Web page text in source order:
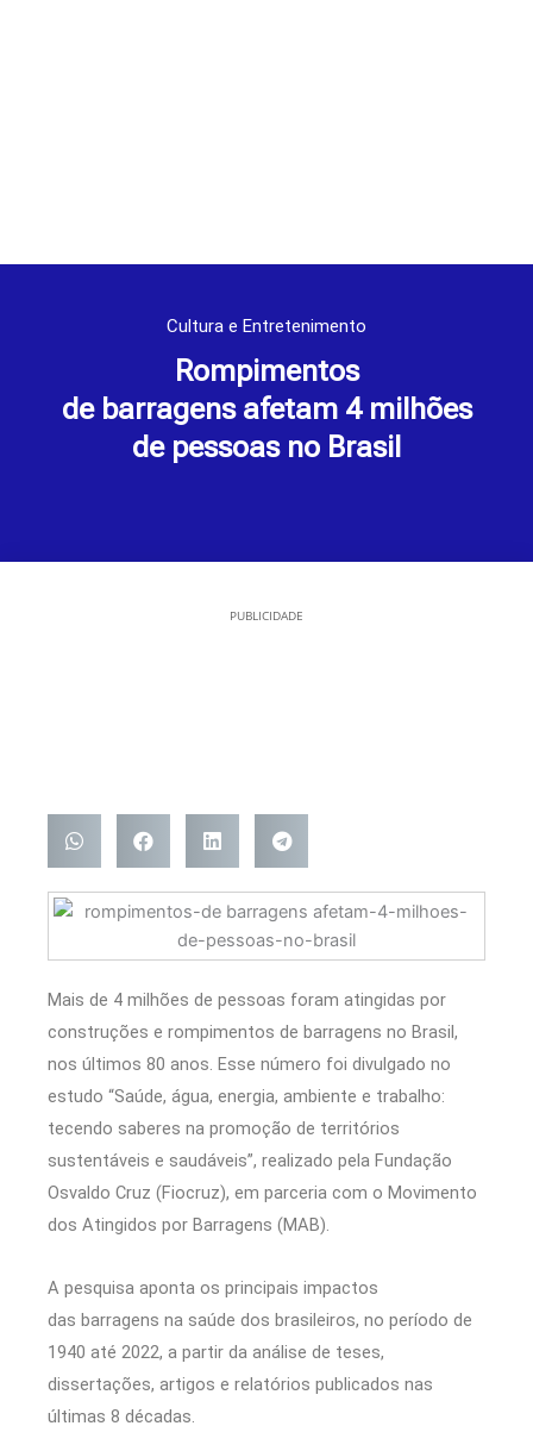
Cultura e Entretenimento
Rompimentos
de barragens afetam 4 milhões
de pessoas no Brasil
PUBLICIDADE
Mais de 4 milhões de pessoas foram atingidas por
construções e rompimentos de barragens no Brasil,
nos últimos 80 anos. Esse número foi divulgado no
estudo “Saúde, água, energia, ambiente e trabalho:
tecendo saberes na promoção de territórios
sustentáveis e saudáveis”, realizado pela Fundação
Osvaldo Cruz (Fiocruz), em parceria com o Movimento
dos Atingidos por Barragens (MAB).
A pesquisa aponta os principais impactos
das barragens na saúde dos brasileiros, no período de
1940 até 2022, a partir da análise de teses,
dissertações, artigos e relatórios publicados nas
últimas 8 décadas.